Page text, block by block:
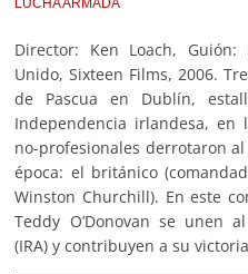
LUCHA ARMADA
Director: Ken Loach,
Unido, Sixteen Films, 2006.
de Pascua en Dublín,
Independencia irlandesa,
no-profesionales derrotaron
época: el británico
Winston Churchill). En este
Teddy O’Donovan se unen
(IRA) y contribuyen a su